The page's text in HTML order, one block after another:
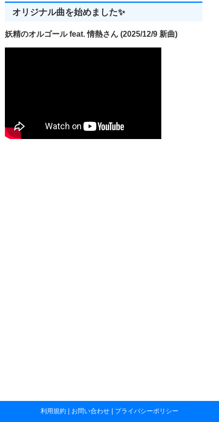
オリジナル曲を始めました✨
妖精のオルゴール feat. 情熱さん (2025/12/9 新曲)
利用規約 お問い合わせ プライバシーポリシー